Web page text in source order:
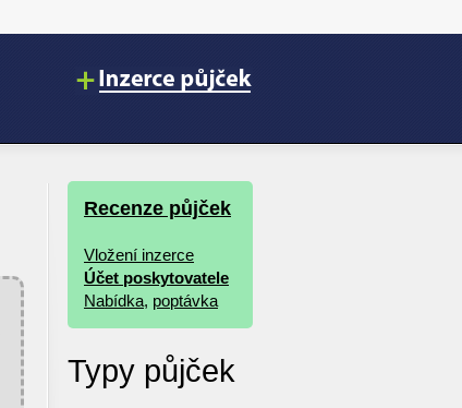
Recenze půjček
Vložení inzerce
Účet poskytovatele
Nabídka, poptávka
Typy půjček